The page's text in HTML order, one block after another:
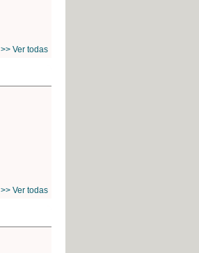
>> Ver todas
>> Ver todas